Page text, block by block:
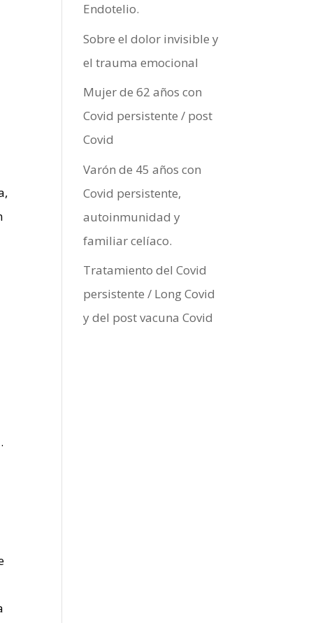
Endotelio.
Sobre el dolor invisible y
el trauma emocional
Mujer de 62 años con
Covid persistente / post
Covid
Varón de 45 años con
Covid persistente,
autoinmunidad y
familiar celíaco.
Tratamiento del Covid
persistente / Long Covid
y del post vacuna Covid